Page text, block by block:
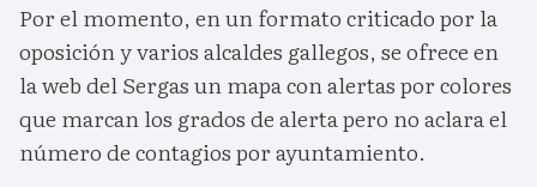
Por el momento, en un formato criticado por la
oposición y varios alcaldes gallegos, se ofrece en
la web del Sergas un mapa con alertas por colores
que marcan los grados de alerta pero no aclara el
número de contagios por ayuntamiento.